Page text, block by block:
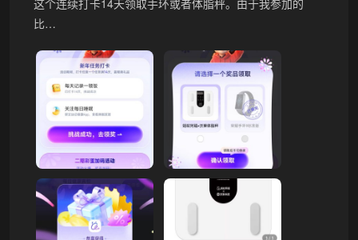
这个连续打卡14天领取手环或者体脂秤。由于我参加的
比…